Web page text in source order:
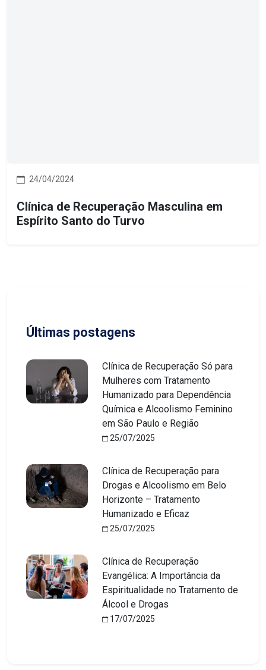
24/04/2024
Clínica de Recuperação Masculina em
Espírito Santo do Turvo
Últimas postagens
Clínica de Recuperação Só para
Mulheres com Tratamento
Humanizado para Dependência
Química e Alcoolismo Feminino
em São Paulo e Região
25/07/2025
Clínica de Recuperação para
Drogas e Alcoolismo em Belo
Horizonte – Tratamento
Humanizado e Eficaz
25/07/2025
Clínica de Recuperação
Evangélica: A Importância da
Espiritualidade no Tratamento de
Álcool e Drogas
17/07/2025